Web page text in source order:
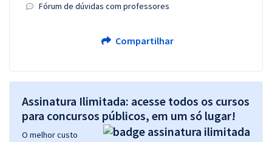
Fórum de dúvidas com professores
Compartilhar
Assinatura Ilimitada: acesse todos os cursos
para concursos públicos, em um só lugar!
O melhor custo